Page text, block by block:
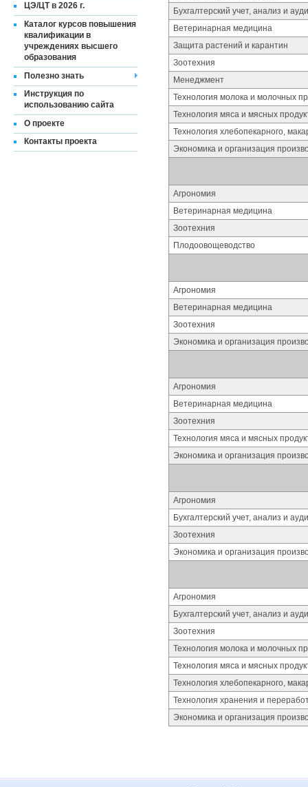
ЦЭ/ЦТ в 2026 г.
Каталог курсов повышения
квалификации в
учреждениях высшего
образования
Полезно знать
Инструкция по
использованию сайта
О проекте
Контакты проекта
Бухгалтерский учет, анализ и
Ветеринарная медицина
Защита растений и карантин
Зоотехния
Менеджмент
Технология молока и молочных
Технология мяса и мясных
Технология хлебопекарного,
Экономика и организация
Агрономия
Ветеринарная медицина
Зоотехния
Плодоовощеводство
Агрономия
Ветеринарная медицина
Зоотехния
Экономика и организация
Агрономия
Ветеринарная медицина
Зоотехния
Технология мяса и мясных
Экономика и организация
Агрономия
Бухгалтерский учет, анализ и
Зоотехния
Экономика и организация
Агрономия
Бухгалтерский учет, анализ и
Зоотехния
Технология молока и молочных
Технология мяса и мясных
Технология хлебопекарного,
Технология хранения и
Экономика и организация